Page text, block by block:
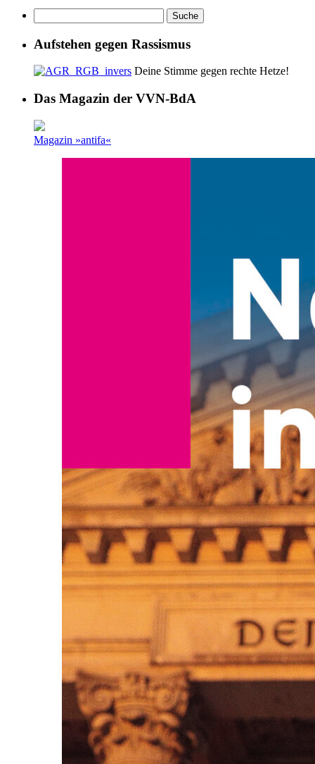
Aufstehen gegen Rassismus
Deine Stimme gegen rechte Hetze!
Das Magazin der VVN-BdA
Magazin »antifa«